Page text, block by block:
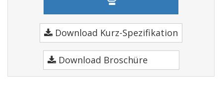
Download Kurz-Spezifikation
Download Broschüre